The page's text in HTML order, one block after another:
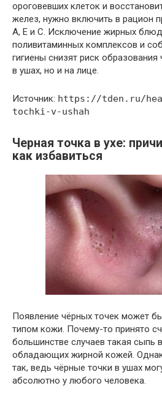
ороговевших клеток и
желез, нужно включить в рацион
А, Е и С. Исключение жирных
поливитаминных комплексов и
гигиены снизят риск образования
в ушах, но и на лице.
Источник: https://tden.ru/
tochki-v-ushah
Черная точка в ухе:
как избавиться
Появление чёрных точек может
типом кожи. Почему-то принято
большинстве случаев такая сыпь
обладающих жирной кожей.
так, ведь чёрные точки в ушах
абсолютно у любого человека.